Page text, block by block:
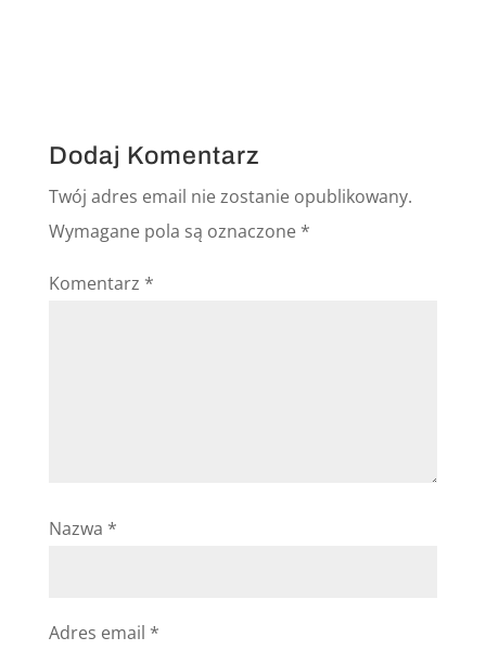
Dodaj Komentarz
Twój adres email nie zostanie opublikowany.
Wymagane pola są oznaczone *
Komentarz *
Nazwa *
Adres email *